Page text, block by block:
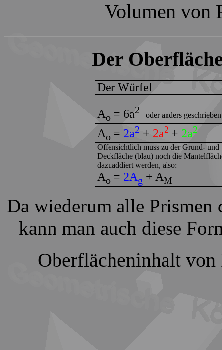
Volumen
Der
Der Würfel
Ao = 6a2 oder anders
Ao = 2a2 + 2a2 + 2a2
Offensichtlich muss zu der Grund- und
Deckfläche (blau) noch die
dazuaddiert werden, also:
Ao = 2Ag + AM
Da wiederum alle Prismen
kann man auch diese
Oberflächeninhalt